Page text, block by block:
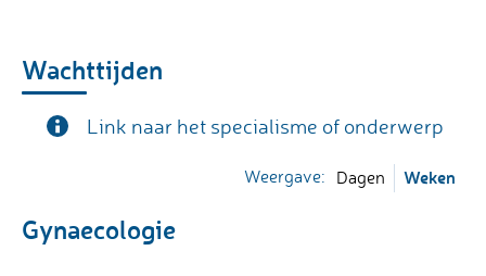
Wachttijden
Link naar het specialisme of onderwerp
Weergave: Dagen Weken
Gynaecologie